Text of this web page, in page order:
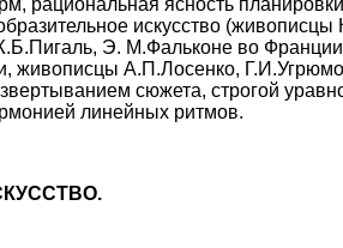
искусство
Э. М.Фальконе во
живописцы А.П.Лосенко,
сюжета, строгой
линейных ритмов.